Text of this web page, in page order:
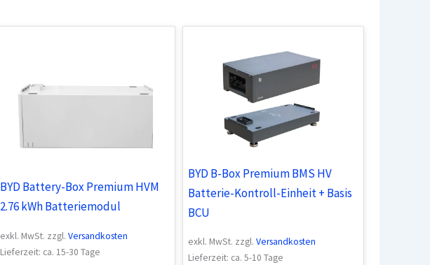
BYD Battery-Box Premium HVM
2.76 kWh Batteriemodul
exkl. MwSt. zzgl. Versandkosten
Lieferzeit: ca. 15-30 Tage
BYD B-Box Premium BMS HV
Batterie-Kontroll-Einheit + Basis
BCU
exkl. MwSt. zzgl.Versandkosten
Lieferzeit: ca. 5-10 Tage